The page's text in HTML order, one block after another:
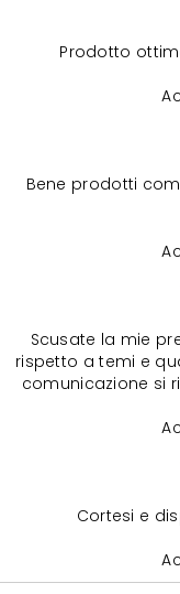
Prodotto
Bene prodotti
Scusate la mie
rispetto a temi e
comunicazione si
Cortesi e